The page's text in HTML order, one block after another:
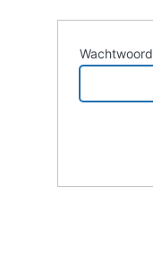
Wachtwoord